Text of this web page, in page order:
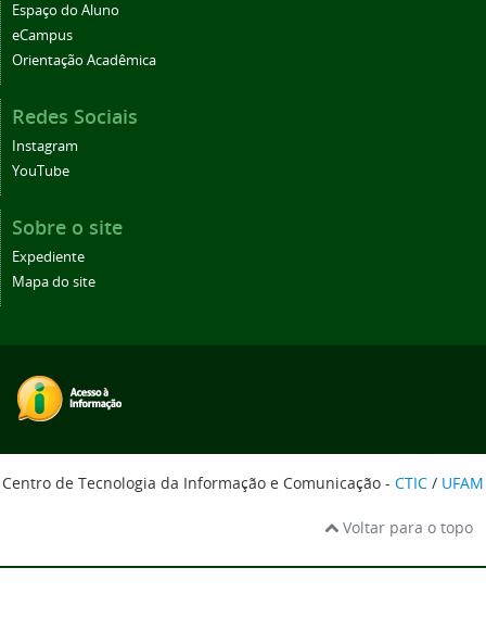
Espaço do Aluno
eCampus
Orientação Acadêmica
Redes Sociais
Instagram
YouTube
Sobre o site
Expediente
Mapa do site
Centro de Tecnologia da Informação e Comunicação - CTIC / UFAM
Voltar para o topo